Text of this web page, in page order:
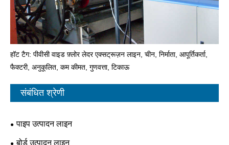
हॉट टैग: पीवीसी वाइड फ़्लोर लेदर एक्सट्रूज़न लाइन, चीन, निर्माता, आपूर्तिकर्ता,
फैक्टरी, अनुकूलित, कम कीमत, गुणवत्ता, टिकाऊ
संबंधित श्रेणी
पाइप उत्पादन लाइन
बोर्ड उत्पादन लाइन